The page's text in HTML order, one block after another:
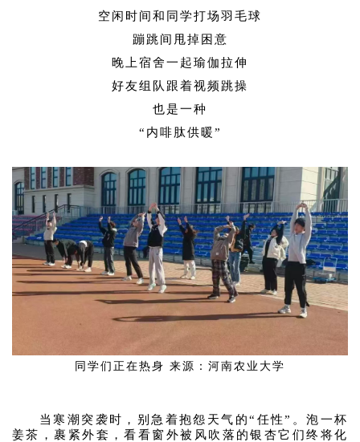
空闲时间和同学打场羽毛球
蹦跳间甩掉困意
晚上宿舍一起瑜伽拉伸
好友组队跟着视频跳操
也是一种
“内啡肽供暖”
同学们正在热身 来源：河南农业大学
当寒潮突袭时，别急着抱怨天气的“任性”。泡一杯
姜茶，裹紧外套，看看窗外被风吹落的银杏它们终将化